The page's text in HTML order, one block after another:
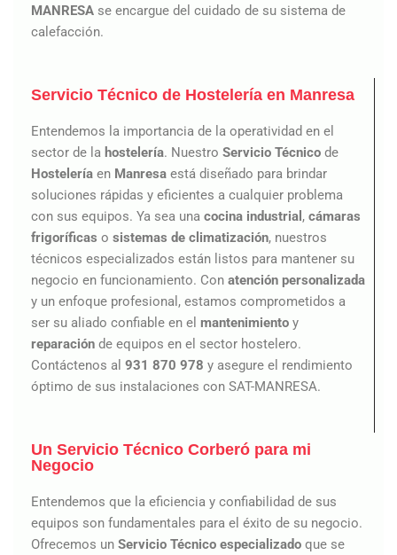
MANRESA se encargue del cuidado de su sistema de
calefacción.
Servicio Técnico de Hostelería en Manresa
Entendemos la importancia de la operatividad en el
sector de la hostelería. Nuestro Servicio Técnico de
Hostelería en Manresa está diseñado para brindar
soluciones rápidas y eficientes a cualquier problema
con sus equipos. Ya sea una cocina industrial , cámaras
frigoríficas o sistemas de climatización, nuestros
técnicos especializados están listos para mantener su
negocio en funcionamiento. Con atención personalizada
y un enfoque profesional, estamos comprometidos a
ser su aliado confiable en el mantenimiento y
reparación de equipos en el sector hostelero.
Contáctenos al 931 870 978 y asegure el rendimiento
óptimo de sus instalaciones con SAT-MANRESA.
Un Servicio Técnico Corberó para mi
Negocio
Entendemos que la eficiencia y confiabilidad de sus
equipos son fundamentales para el éxito de su negocio.
Ofrecemos un Servicio Técnico especializado que se